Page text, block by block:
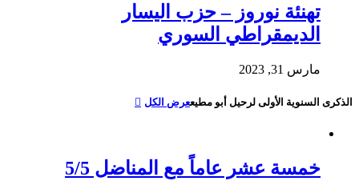
تهنئة نوروز – حزب اليسار
الديمقراطي السوري
مارس 31, 2023
الذكرى السنوية الأولى لرحيل أبو مطيععرض الكل
خمسة عشر عاماً مع المناضل 5/5